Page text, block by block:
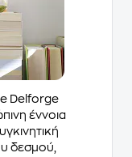
Delforge
έννοια
δεσμού,